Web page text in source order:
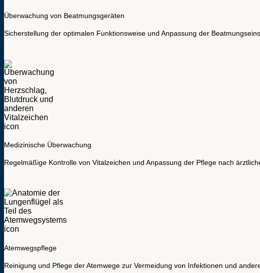
Überwachung von Beatmungsgeräten
Sicherstellung der optimalen Funktionsweise und Anpassung der
Medizinische Überwachung
Regelmäßige Kontrolle von Vitalzeichen und Anpassung der Pflege nach
Atemwegspflege
Reinigung und Pflege der Atemwege zur Vermeidung von Infektionen und